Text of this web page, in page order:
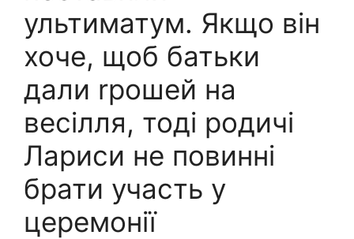
ультиматум. Якщо він
хоче, щоб батьки
дали rрошей на
весілля, тоді родичі
Лариси не повинні
брати участь у
церемонії